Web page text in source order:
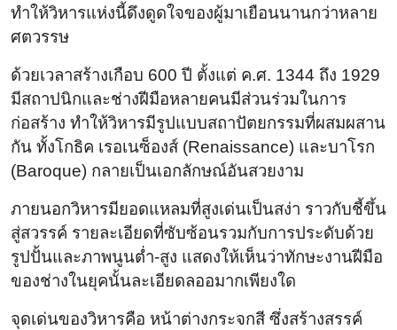
ทำให้วิหารแห่งนี้ดึงดูดใจของผู้มาเยือนนานกว่าหลาย
ศตวรรษ
ด้วยเวลาสร้างเกือบ 600 ปี ตั้งแต่ ค.ศ. 1344 ถึง 1929
มีสถาปนิกและช่างฝีมือหลายคนมีส่วนร่วมในการ
ก่อสร้าง ทำให้วิหารมีรูปแบบสถาปัตยกรรมที่ผสมผสาน
กัน ทั้งโกธิค เรอเนซ็องส์ (Renaissance) และบาโรก
(Baroque) กลายเป็นเอกลักษณ์อันสวยงาม
ภายนอกวิหารมียอดแหลมที่สูงเด่นเป็นสง่า ราวกับชี้ขึ้น
สู่สวรรค์ รายละเอียดที่ซับซ้อนรวมกับการประดับด้วย
รูปปั้นและภาพนูนต่ำ-สูง แสดงให้เห็นว่าทักษะงานฝีมือ
ของช่างในยุคนั้นละเอียดลออมากเพียงใด
จุดเด่นของวิหารคือ หน้าต่างกระจกสี ซึ่งสร้างสรรค์